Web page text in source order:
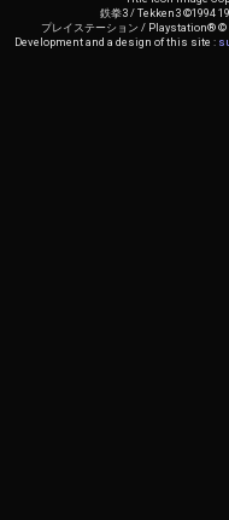
鉄拳3 / Tekken3 ©1994
プレイステーション / Playstation®
Development and a design of this site :